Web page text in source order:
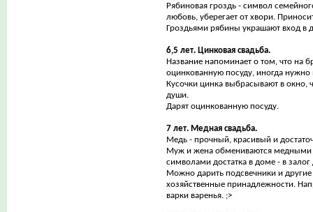
Рябиновая гроздь - символ
любовь, уберегает от хвори.
Гроздьями рябины украшают вход в
6,5 лет. Цинковая свадьба.
Название напоминает о том, что на
оцинкованную посуду, иногда нужно
Кусочки цинка выбрасывают в окно,
души.
Дарят оцинкованную посуду.
7 лет. Медная свадьба.
Медь - прочный, красивый и
Муж и жена обмениваются медными
символами достатка в доме - в залог
Можно дарить подсвечники и
хозяйственные принадлежности.
варки варенья. ;>